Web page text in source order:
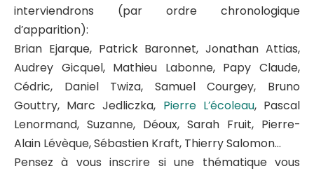
interviendrons (par ordre chronologique
d’apparition):
Brian Ejarque, Patrick Baronnet, Jonathan Attias,
Audrey Gicquel, Mathieu Labonne, Papy Claude,
Cédric, Daniel Twiza, Samuel Courgey, Bruno
Gouttry, Marc Jedliczka, Pierre L’écoleau, Pascal
Lenormand, Suzanne, Déoux, Sarah Fruit, Pierre-
Alain Lévèque, Sébastien Kraft, Thierry Salomon…
Pensez à vous inscrire si une thématique vous